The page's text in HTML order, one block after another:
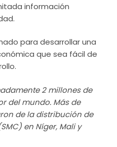
información
para desarrollar una
que sea fácil de
2 millones de
del mundo. Más de
de la distribución de
en Níger, Mali y